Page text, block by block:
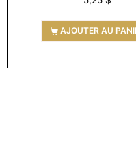
AJOUTER AU